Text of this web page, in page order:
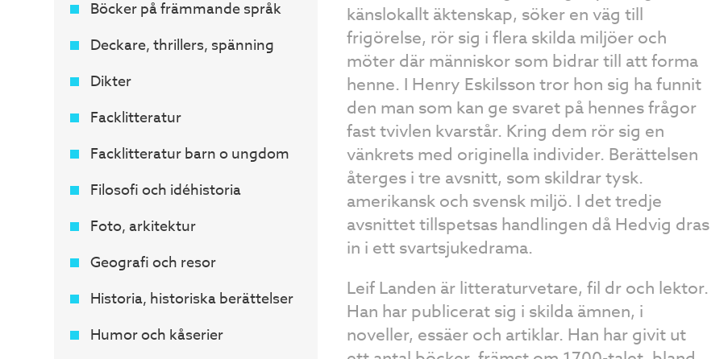
Böcker på främmande språk
Deckare, thrillers, spänning
Dikter
Facklitteratur
Facklitteratur barn o ungdom
Filosofi och idéhistoria
Foto, arkitektur
Geografi och resor
Historia, historiska berättelser
Humor och kåserier
känslokallt äktenskap, söker en väg till
frigörelse, rör sig i flera skilda miljöer och
möter där människor som bidrar till att forma
henne. I Henry Eskilsson tror hon sig ha funnit
den man som kan ge svaret på hennes frågor
fast tvivlen kvarstår. Kring dem rör sig en
vänkrets med originella individer. Berättelsen
återges i tre avsnitt, som skildrar tysk.
amerikansk och svensk miljö. I det tredje
avsnittet tillspetsas handlingen då Hedvig dras
in i ett svartsjukedrama.
Leif Landen är litteraturvetare, fil dr och lektor.
Han har publicerat sig i skilda ämnen, i
noveller, essäer och artiklar. Han har givit ut